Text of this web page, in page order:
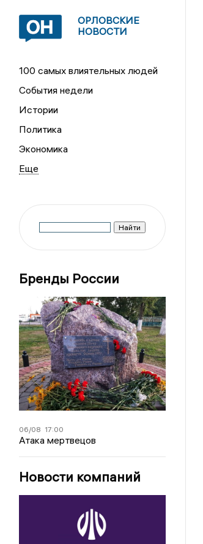
ОРЛОВСКИЕ
НОВОСТИ
100 самых влиятельных людей
События недели
Истории
Политика
Экономика
Бренды России
06/08 17:00
Атака мертвецов
Новости компаний